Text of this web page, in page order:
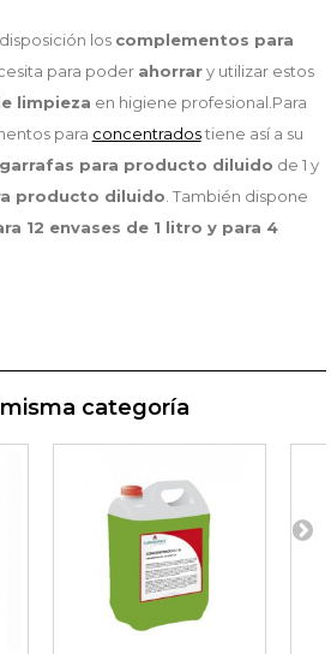
los complementos para
para poder ahorrary utilizar estos
limpieza en higiene profesional.Para
para concentradostiene así a su
para producto diluido de 1 y
producto diluido . También dispone
12 envases de 1 litro y para 4
categoría